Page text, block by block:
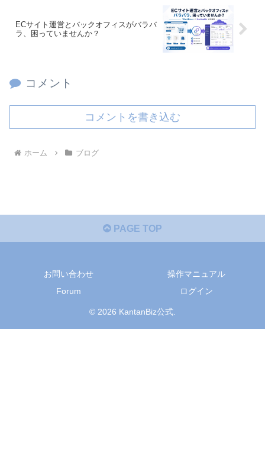
ECサイト運営とバックオフィスがバラバ
ラ、困っていませんか？
コメント
コメントを書き込む
ホーム ブログ
PAGE TOP
お問い合わせ
操作マニュアル
Forum
ログイン
© 2026 KantanBiz公式.